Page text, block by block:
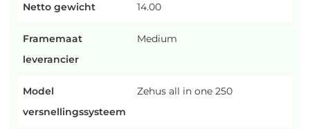
Netto gewicht 14.00
Framemaat
leverancier
Medium
Model
versnellingssysteem
Zehus all in one 250